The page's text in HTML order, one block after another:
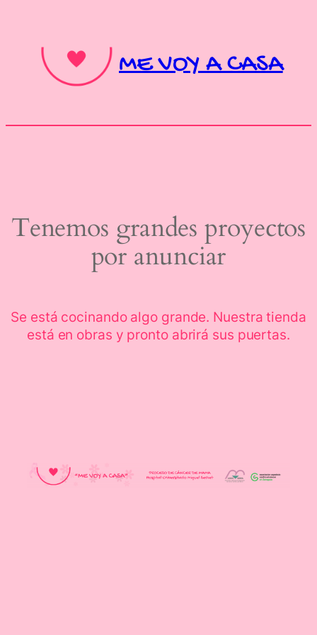
ME VOY A CASA
Tenemos grandes proyectos
por anunciar
Se está cocinando algo grande. Nuestra tienda
está en obras y pronto abrirá sus puertas.